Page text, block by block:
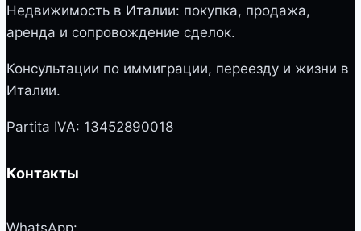
Недвижимость в Италии: покупка, продажа,
аренда и сопровождение сделок.
Консультации по иммиграции, переезду и жизни в
Италии.
Partita IVA: 13452890018
Контакты